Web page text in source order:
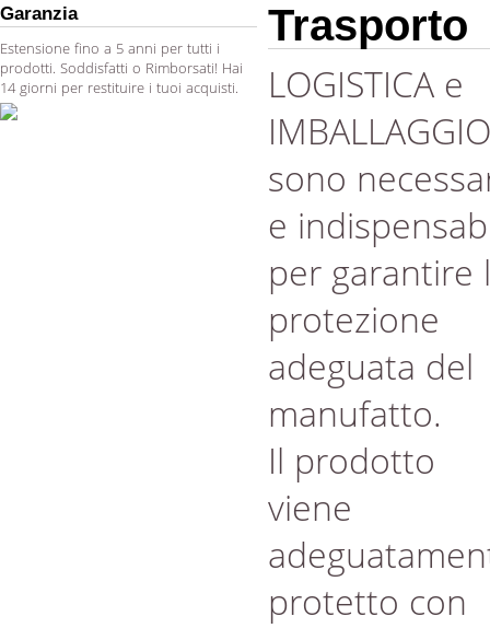
Garanzia
Estensione fino a 5 anni per tutti i
prodotti. Soddisfatti o Rimborsati! Hai
14 giorni per restituire i tuoi acquisti.
Trasporto
LOGISTICA e
IMBALLAGGIO
sono
e
per garantire
protezione
adeguata del
manufatto.
Il prodotto
viene
protetto con